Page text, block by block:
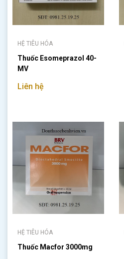
HỆ TIÊU HÓA
Thuốc Esomeprazol 40-
MV
Liên hệ
HỆ TIÊU HÓA
Thuốc Macfor 3000mg